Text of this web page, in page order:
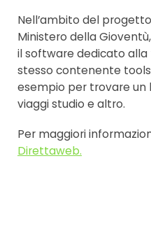
Nell’ambito del
Ministero della
il software dedicato
stesso contenente
esempio per trovare un
viaggi studio e altro.
Per maggiori
Direttaweb.